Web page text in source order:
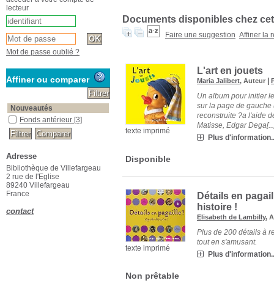
Documents disponibles chez
Faire une suggestion Affiner la
texte imprimé
L'art en jouets
Maria Jalibert, Auteur |
Un album pour initier
sur la page de
reconstruite ?a l'aide
Matisse, Edgar
Plus
Disponible
texte imprimé
Détails en
histoire !
Elisabeth de Lambilly,
Plus de 200 détails à
tout en s'amusant.
Plus
Non prêtable
lecteur
Mot de passe oublié ?
Affiner ou comparer
Nouveautés
Fonds antérieur [3]
Adresse
Bibliothèque de Villefargeau
2 rue de l'Eglise
89240 Villefargeau
France
contact